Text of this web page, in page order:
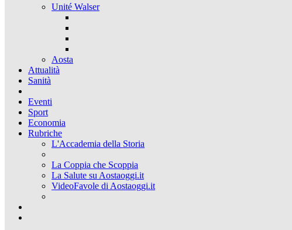
Unité Walser
Aosta
Attualità
Sanità
Eventi
Sport
Economia
Rubriche
L'Accademia della Storia
La Coppia che Scoppia
La Salute su Aostaoggi.it
VideoFavole di Aostaoggi.it